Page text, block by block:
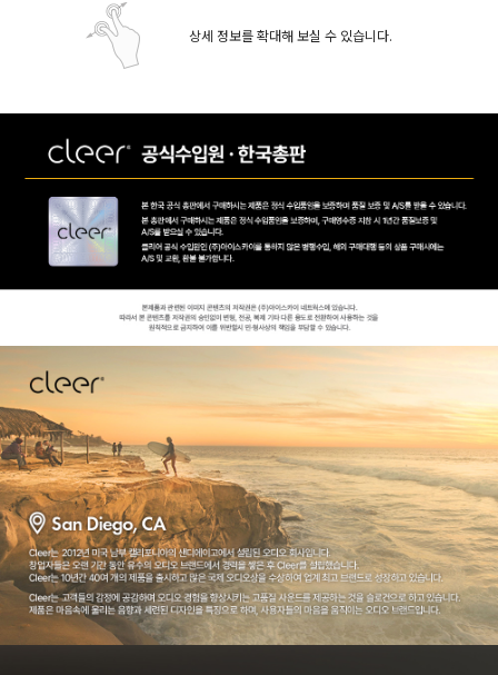
상세 정보를 확대해 보실 수 있습니다.